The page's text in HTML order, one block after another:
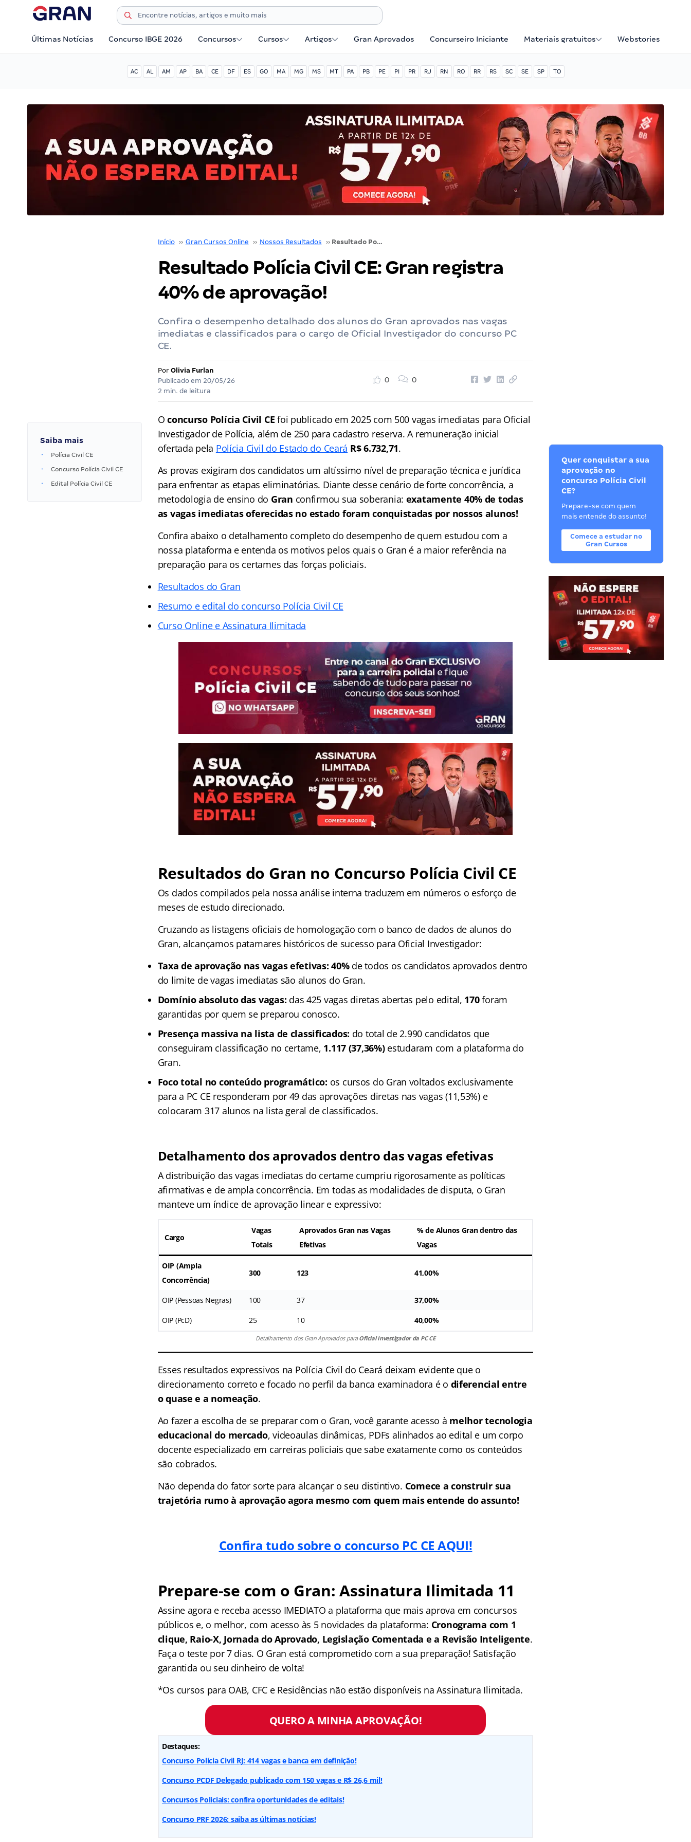
Últimas Notícias Concurso IBGE 2026 Concursos Cursos Artigos Gran Aprovados Concurseiro Iniciante Materiais gratuitos Webstories
AC AL AM AP BA CE DF ES GO MA MG MS MT PA PB PE PI PR RJ RN RO RR RS SC SE SP TO
Início ›› Gran Cursos Online ›› Nossos Resultados ›› Resultado Polícia Civil CE: Gran registra 40% de aprovação!
Resultado Polícia Civil CE: Gran registra
40% de aprovação!
Confira o desempenho detalhado dos alunos do Gran aprovados nas vagas
imediatas e classificados para o cargo de Oficial Investigador do concurso PC
CE.
Por Olivia Furlan
Publicado em 20/05/26
2 min. de leitura
0 0
Saiba mais
Polícia Civil CE
Concurso Polícia Civil CE
Edital Polícia Civil CE
Oconcurso Polícia Civil CE foi publicado em 2025 com 500 vagas imediatas para Oficial
Investigador de Polícia, além de 250 para cadastro reserva. A remuneração inicial
ofertada pela Polícia Civil do Estado do Ceará R$ 6.732,71.
As provas exigiram dos candidatos um altíssimo nível de preparação técnica e jurídica
para enfrentar as etapas eliminatórias. Diante desse cenário de forte concorrência, a
metodologia de ensino do Gran confirmou sua soberania: exatamente 40% de todas
as vagas imediatas oferecidas no estado foram conquistadas por nossos alunos!
Confira abaixo o detalhamento completo do desempenho de quem estudou com a
nossa plataforma e entenda os motivos pelos quais o Gran é a maior referência na
preparação para os certames das forças policiais.
Resultados do Gran
Resumo e edital do concurso Polícia Civil CE
Curso Online e Assinatura Ilimitada
Resultados do Gran no Concurso Polícia Civil CE
Os dados compilados pela nossa análise interna traduzem em números o esforço de
meses de estudo direcionado.
Cruzando as listagens oficiais de homologação com o banco de dados de alunos do
Gran, alcançamos patamares históricos de sucesso para Oficial Investigador:
Taxa de aprovação nas vagas efetivas: 40%de todos os candidatos aprovados dentro
do limite de vagas imediatas são alunos do Gran.
Domínio absoluto das vagas: das 425 vagas diretas abertas pelo edital, 170foram
garantidas por quem se preparou conosco.
Presença massiva na lista de classificados: do total de 2.990 candidatos que
conseguiram classificação no certame, 1.117 (37,36%)estudaram com a plataforma do
Gran.
Foco total no conteúdo programático: os cursos do Gran voltados exclusivamente
para a PC CE responderam por 49 das aprovações diretas nas vagas (11,53%) e
colocaram 317 alunos na lista geral de classificados.
Detalhamento dos aprovados dentro das vagas efetivas
A distribuição das vagas imediatas do certame cumpriu rigorosamente as políticas
afirmativas e de ampla concorrência. Em todas as modalidades de disputa, o Gran
manteve um índice de aprovação linear e expressivo:
Cargo
Vagas
Totais
Aprovados Gran nas Vagas
Efetivas
% de Alunos Gran dentro das
Vagas
OIP (Ampla
Concorrência)
300 123 41,00%
OIP (Pessoas Negras) 100 37 37,00%
OIP (PcD) 25 10 40,00%
Detalhamento dos Gran Aprovados paraOficial Investigador da PC CE
Esses resultados expressivos na Polícia Civil do Ceará deixam evidente que o
direcionamento correto e focado no perfil da banca examinadora é o diferencial entre
o quase e a nomeação.
Ao fazer a escolha de se preparar com o Gran, você garante acesso à melhor tecnologia
educacional do mercado, videoaulas dinâmicas, PDFs alinhados ao edital e um corpo
docente especializado em carreiras policiais que sabe exatamente como os conteúdos
são cobrados.
Não dependa do fator sorte para alcançar o seu distintivo. Comece a construir sua
trajetória rumo à aprovação agora mesmo com quem mais entende do assunto!
Confira tudo sobre o concurso PC CE AQUI!
Prepare-se com o Gran: Assinatura Ilimitada 11
Assine agora e receba acesso IMEDIATO a plataforma que mais aprova em concursos
públicos e, o melhor, com acesso às 5 novidades da plataforma: Cronograma com 1
clique, Raio-X, Jornada do Aprovado, Legislação Comentada e a Revisão Inteligente.
Faça o teste por 7 dias. O Gran está comprometido com a sua preparação! Satisfação
garantida ou seu dinheiro de volta!
*Os cursos para OAB, CFC e Residências não estão disponíveis na Assinatura Ilimitada.
QUERO A MINHA APROVAÇÃO!
Destaques:
Concurso Polícia Civil RJ: 414 vagas e banca em definição!
Concurso PCDF Delegado publicado com 150 vagas e R$ 26,6 mil!
Concursos Policiais: confira oportunidades de editais!
Concurso PRF 2026: saiba as últimas notícias!
Quer conquistar a sua
aprovação no
concurso Polícia Civil
CE?
Prepare-se com quem
mais entende do assunto!
Comece a estudar no
Gran Cursos